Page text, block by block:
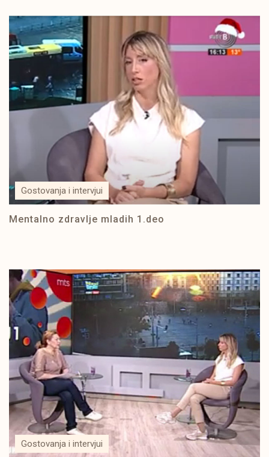
Gostovanja i intervjui
Mentalno zdravlje mladih 1.deo
Gostovanja i intervjui